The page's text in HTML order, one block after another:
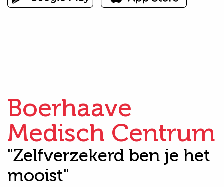
Boerhaave
Medisch Centrum
"Zelfverzekerd ben je het
mooist"